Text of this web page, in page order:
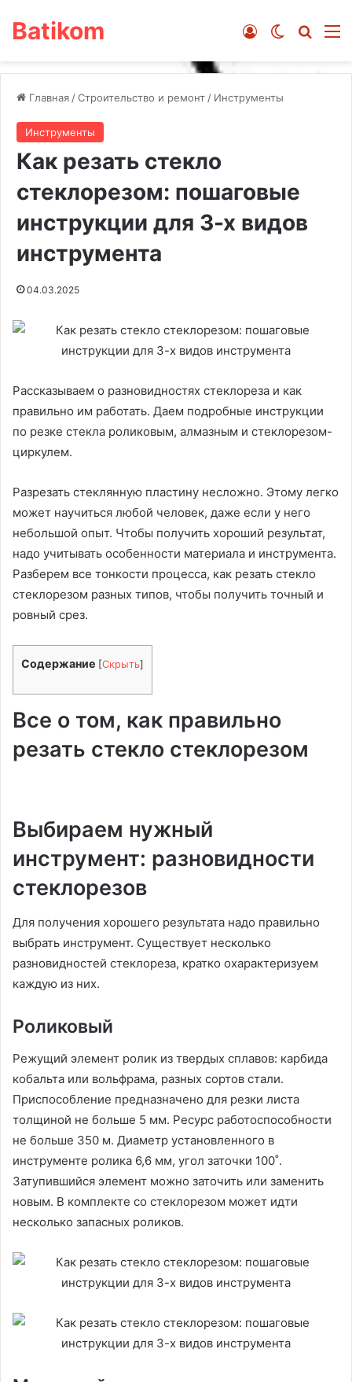
Batikom Switch skin
Войти
Главная /Строительство и ремонт / Инструменты
Инструменты
Как резать стекло
стеклорезом: пошаговые
инструкции для 3-х видов
инструмента
04.03.2025
Рассказываем о разновидностях стеклореза и как
правильно им работать. Даем подробные инструкции
по резке стекла роликовым, алмазным и стеклорезом-
циркулем.
Разрезать стеклянную пластину несложно. Этому легко
может научиться любой человек, даже если у него
небольшой опыт. Чтобы получить хороший результат,
надо учитывать особенности материала и инструмента.
Разберем все тонкости процесса, как резать стекло
стеклорезом разных типов, чтобы получить точный и
ровный срез.
Содержание [Скрыть]
Все о том, как правильно
резать стекло стеклорезом
Выбираем нужный
инструмент: разновидности
стеклорезов
Для получения хорошего результата надо правильно
выбрать инструмент. Существует несколько
разновидностей стеклореза, кратко охарактеризуем
каждую из них.
Роликовый
Режущий элемент ролик из твердых сплавов: карбида
кобальта или вольфрама, разных сортов стали.
Приспособление предназначено для резки листа
толщиной не больше 5 мм. Ресурс работоспособности
не больше 350 м. Диаметр установленного в
инструменте ролика 6,6 мм, угол заточки 100˚.
Затупившийся элемент можно заточить или заменить
новым. В комплекте со стеклорезом может идти
несколько запасных роликов.